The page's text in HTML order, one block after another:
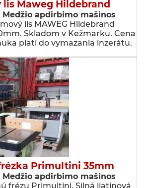
lis Maweg Hildebrand
Medžio apdirbimo mašinos
lis MAWEG Hildebrand
Skladom v Kežmarku. Cena
platí do vymazania inzerátu.
Primultini 35mm
Medžio apdirbimo mašinos
frézu Primultini. Silná liatinová